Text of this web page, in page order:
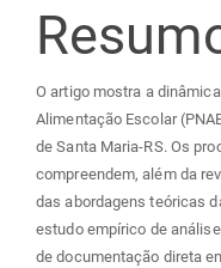
O artigo mostra a
Alimentação Escolar
de Santa Maria-RS. Os
compreendem, além da
das abordagens teóricas
estudo empírico de
de documentação direta